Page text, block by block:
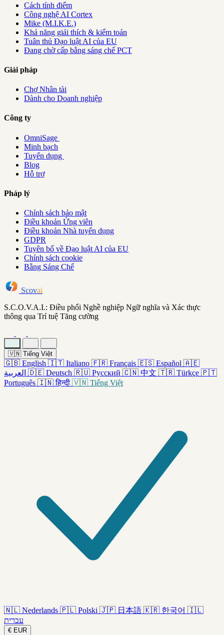
Cách tính điểm
Công nghệ AI Cortex
Mike (M.I.K.E.)
Khả năng giải thích & kiểm toán
Tuân thủ Đạo luật AI của EU
Đang chờ cấp bằng sáng chế PCT
Giải pháp
Chợ Nhân tài
Dành cho Doanh nghiệp
Công ty
OmniSage
Minh bạch
Tuyển dụng
Blog
Hỗ trợ
Pháp lý
Chính sách bảo mật
Điều khoản Ứng viên
Điều khoản Nhà tuyển dụng
GDPR
Tuyên bố về Đạo luật AI của EU
Chính sách cookie
Bằng Sáng Chế
Scovai
S.C.O.V.A.I.: Điều phối Nghề nghiệp Ngữ nghĩa và Xác thực
thông qua Trí tuệ Tăng cường
🇻🇳 Tiếng Việt
🇬🇧 English 🇮🇹 Italiano 🇫🇷 Français 🇪🇸 Español 🇦🇪
العربية 🇩🇪 Deutsch 🇷🇺 Русский 🇨🇳 中文 🇹🇷 Türkçe 🇵🇹
Português 🇮🇳 हिन्दी 🇻🇳 Tiếng Việt
🇳🇱 Nederlands 🇵🇱 Polski 🇯🇵 日本語 🇰🇷 한국어 🇮🇱
עברית
€ EUR